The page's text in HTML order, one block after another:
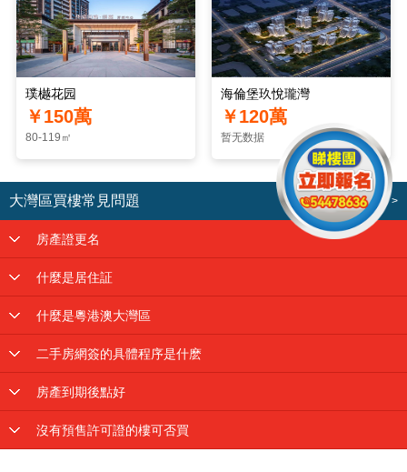
璞樾花园
￥150萬
80-119㎡
海倫堡玖悅瓏灣
￥120萬
暂无数据
大灣區買樓常見問題 了解更多 >
房產證更名
什麼是居住証
什麼是粵港澳大灣區
二手房網簽的具體程序是什麽
房產到期後點好
沒有預售許可證的樓可否買